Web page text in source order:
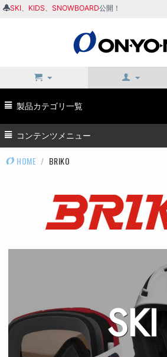
SKI KIDS SNOWBOARD公開！
製品カテゴリ一覧
コンテンツメニュー
HOME / BRIKO
SKI